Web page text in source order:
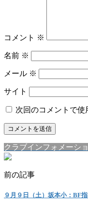
コメント ※
名前 ※
メール ※
サイト
次回のコメントで使
クラブインフォメーシ
前の記事
９月９日（土）坂本小：BF